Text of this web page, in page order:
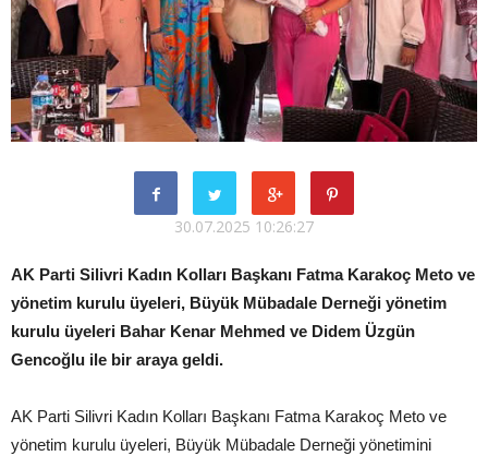
30.07.2025 10:26:27
AK Parti Silivri Kadın Kolları Başkanı Fatma Karakoç Meto ve
yönetim kurulu üyeleri, Büyük Mübadale Derneği yönetim
kurulu üyeleri Bahar Kenar Mehmed ve Didem Üzgün
Gencoğlu ile bir araya geldi.
AK Parti Silivri Kadın Kolları Başkanı Fatma Karakoç Meto ve
yönetim kurulu üyeleri, Büyük Mübadale Derneği yönetimini